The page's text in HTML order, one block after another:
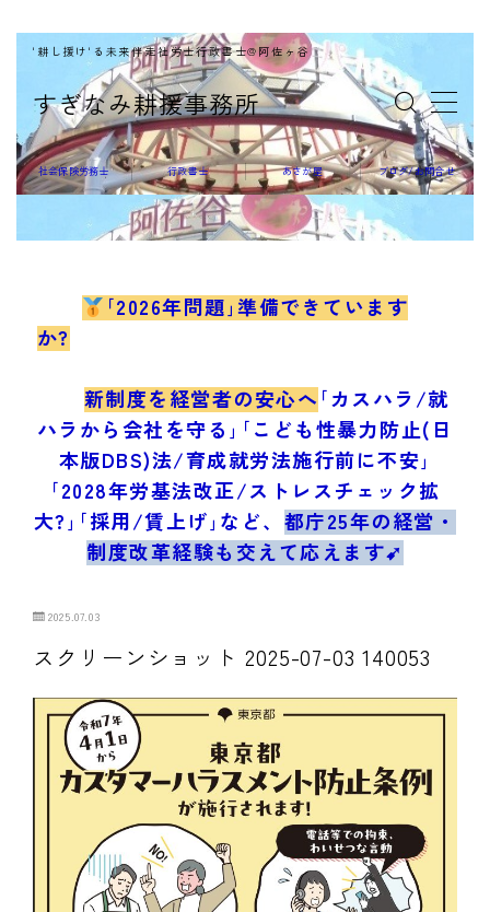
すぎなみ耕援事務所
'耕し援け'る未来伴走社労士行政書士@阿佐ヶ谷
MENU
社会保険労務士
あさが屋
ブログ/お問合せ
社会保険労務士 行政書士 あさが屋 ブログ/お問合せ
｢2026年問題｣準備できています
か?
新制度を経営者の安心へ ｢カスハラ/就
ハラから会社を守る｣｢こども性暴力防止(日
本版DBS)法/育成就労法施行前に不安｣
｢2028年労基法改正/ストレスチェック拡
大?｣｢採用/賃上げ｣など、 都庁25年の経営・
制度改革経験も交えて応えます➹
2025.07.03
スクリーンショット 2025-07-03 140053